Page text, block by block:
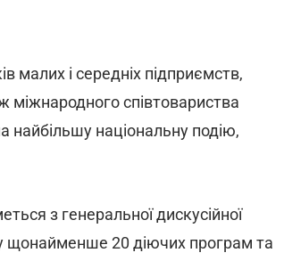
малих і середніх підприємств,
міжнародного співтовариства
найбільшу національну подію,
з генеральної дискусійної
щонайменше 20 діючих програм та